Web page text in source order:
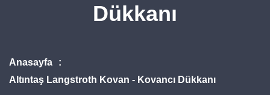
Dükkanı
Anasayfa
Altıntaş Langstroth Kovan - Kovancı Dükkanı